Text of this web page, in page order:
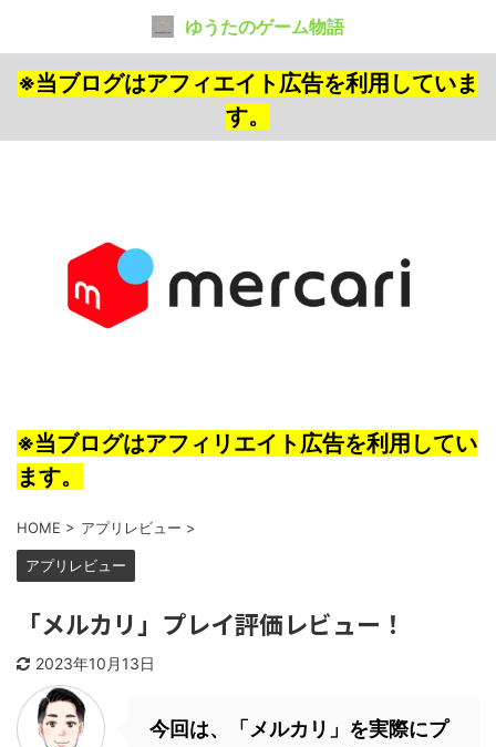
ゆうたのゲーム物語
※当ブログはアフィエイト広告を利用していま
す。
※当ブログはアフィリエイト広告を利用してい
ます。
HOME > アプリレビュー >
アプリレビュー
「メルカリ」プレイ評価レビュー！
2023年10月13日
今回は、「メルカリ」を実際にプ